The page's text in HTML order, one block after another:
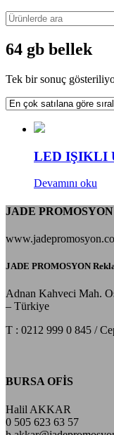
64 gb bellek
Tek bir sonuç
LED IŞIKLI
Devamını oku
JADE
JADE PROMOSYON
Adnan Kahveci Mah.
– Türkiye
T : 0212 999 0 845 /
BURSA OFİS
Halil AKKAR
0 505 623 63 57